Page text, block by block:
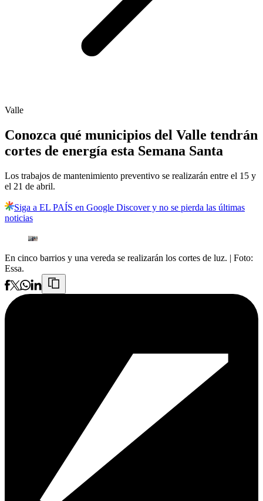
Valle
Conozca qué municipios del Valle tendrán
cortes de energía esta Semana Santa
Los trabajos de mantenimiento preventivo se realizarán entre el 15 y
el 21 de abril.
Siga a EL PAÍS en Google Discover y no se pierda las últimas
noticias
En cinco barrios y una vereda se realizarán los cortes de luz. | Foto:
Essa.